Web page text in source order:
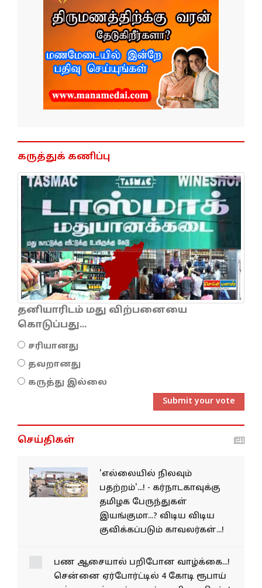
கருத்துக் கணிப்பு
தனியாரிடம் மது விற்பனையை
கொடுப்பது...
சரியானது
தவறானது
கருத்து இல்லை
Submit your vote
செய்திகள்
'எல்லையில் நிலவும்
பதற்றம்'...! - கர்நாடகாவுக்கு
தமிழக பேருந்துகள்
இயங்குமா...? விடிய விடிய
குவிக்கப்படும் காவலர்கள்...!
பண ஆசையால் பறிபோன
வாழ்க்கை...! சென்னை